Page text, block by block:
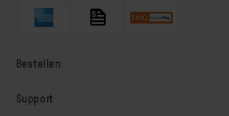
Bestellen
Support